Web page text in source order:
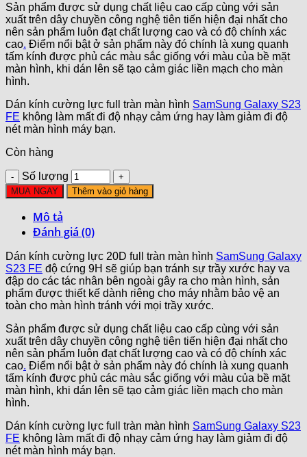
Sản phẩm được sử dụng chất liệu cao cấp cùng với sản
xuất trên dây chuyền công nghệ tiên tiến hiện đại nhất cho
nên sản phẩm luôn đạt chất lượng cao và có độ chính xác
cao. Điểm nổi bật ở sản phẩm này đó chính là xung quanh
tấm kính được phủ các màu sắc giống với màu của bề mặt
màn hình, khi dán lên sẽ tạo cảm giác liền mạch cho màn
hình.
Dán kính cường lực full tràn màn hình SamSung Galaxy S23
FE không làm mất đi độ nhạy cảm ứng hay làm giảm đi độ
nét màn hình máy bạn.
Còn hàng
Số lượng
MUA NGAY Thêm vào giỏ hàng
Mô tả
Đánh giá (0)
Dán kính cường lực 20D full tràn màn hình SamSung Galaxy
S23 FE độ cứng 9H sẽ giúp bạn tránh sự trầy xước hay va
đập do các tác nhân bên ngoài gây ra cho màn hình, sản
phẩm được thiết kế dành riêng cho máy nhằm bảo vệ an
toàn cho màn hình tránh với mọi trầy xước.
Sản phẩm được sử dụng chất liệu cao cấp cùng với sản
xuất trên dây chuyền công nghệ tiên tiến hiện đại nhất cho
nên sản phẩm luôn đạt chất lượng cao và có độ chính xác
cao. Điểm nổi bật ở sản phẩm này đó chính là xung quanh
tấm kính được phủ các màu sắc giống với màu của bề mặt
màn hình, khi dán lên sẽ tạo cảm giác liền mạch cho màn
hình.
Dán kính cường lực full tràn màn hình SamSung Galaxy S23
FE không làm mất đi độ nhạy cảm ứng hay làm giảm đi độ
nét màn hình máy bạn.